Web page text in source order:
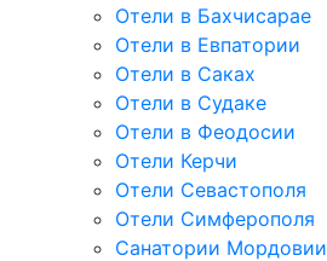
Отели в Бахчисарае
Отели в Евпатории
Отели в Саках
Отели в Судаке
Отели в Феодосии
Отели Керчи
Отели Севастополя
Отели Симферополя
Санатории Мордовии